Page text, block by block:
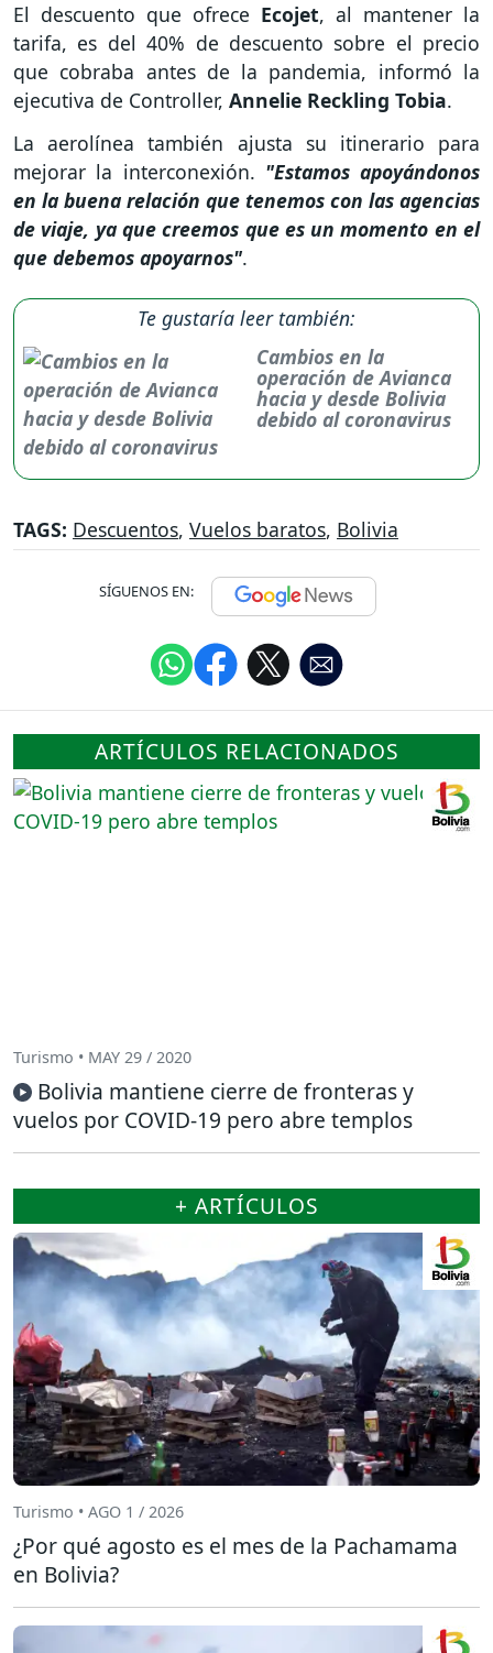
El descuento que ofrece Ecojet, al mantener la
tarifa, es del 40% de descuento sobre el precio
que cobraba antes de la pandemia, informó la
ejecutiva de Controller, Annelie Reckling Tobia.
La aerolínea también ajusta su itinerario para
mejorar la interconexión. "Estamos apoyándonos
en la buena relación que tenemos con las agencias
de viaje, ya que creemos que es un momento en el
que debemos apoyarnos".
Te gustaría leer también:
Cambios en la
operación de Avianca
hacia y desde Bolivia
debido al coronavirus
TAGS: Descuentos, Vuelos baratos, Bolivia
SÍGUENOS EN:
ARTÍCULOS RELACIONADOS
Turismo • MAY 29 / 2020
Bolivia mantiene cierre de fronteras y
vuelos por COVID-19 pero abre templos
+ ARTÍCULOS
Turismo • AGO 1 / 2026
¿Por qué agosto es el mes de la Pachamama
en Bolivia?